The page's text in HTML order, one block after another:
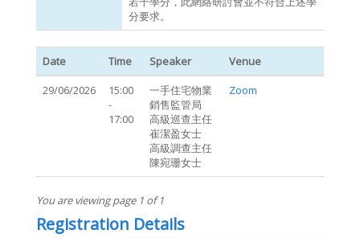
分要求。
Date Time Speaker
Venue
29/06/2026
15:00
-
17:00
一手住宅物業
銷售監管局
高級巡查主任
崔潔盈女士
高級調查主任
陳宛珊女士
Zoom
You are viewing page 1 of 1
Registration Details